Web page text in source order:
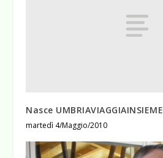
Nasce UMBRIAVIAGGIAINSIEME
martedì 4/Maggio/2010